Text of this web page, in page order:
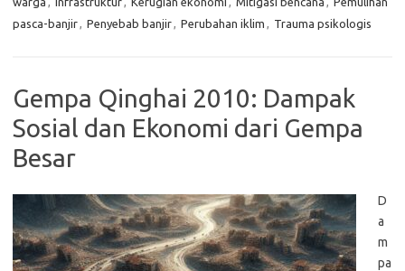
pasca-banjir, Penyebab banjir, Perubahan iklim , Trauma psikologis
Gempa Qinghai 2010: Dampak
Sosial dan Ekonomi dari Gempa
Besar
D
a
m
pa